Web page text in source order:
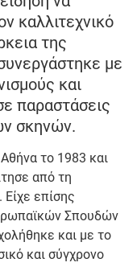
καλλιτεχνικό
της
με
και
παραστάσεις
σκηνών.
το 1983 και
από τη
επίσης
Σπουδών
και με το
και σύγχρονο